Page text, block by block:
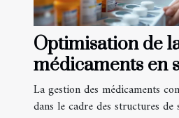
Optimisation de
médicaments en
soins
La gestion des médicaments
dans le cadre des structures de